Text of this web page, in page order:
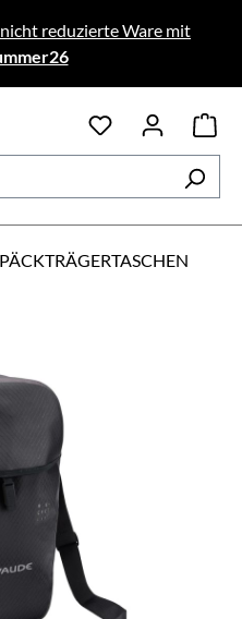
reduzierte Ware mit